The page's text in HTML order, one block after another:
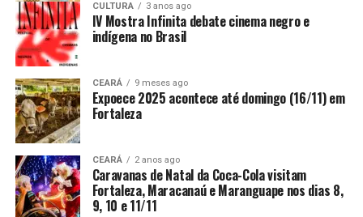
CULTURA 3 anos ago
IV Mostra Infinita debate cinema negro e
indígena no Brasil
CEARÁ 9 meses ago
Expoece 2025 acontece até domingo (16/11) em
Fortaleza
CEARÁ 2 anos ago
Caravanas de Natal da Coca-Cola visitam
Fortaleza, Maracanaú e Maranguape nos dias 8,
9, 10 e 11/11